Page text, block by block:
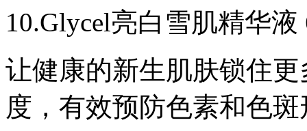
10.Glycel亮白雪肌精华液
让健康的新生肌肤锁住
度，有效预防色素和色